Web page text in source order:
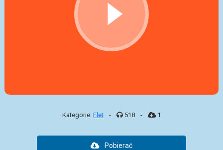
Kategorie: Flet - 518 - 1
Pobierać